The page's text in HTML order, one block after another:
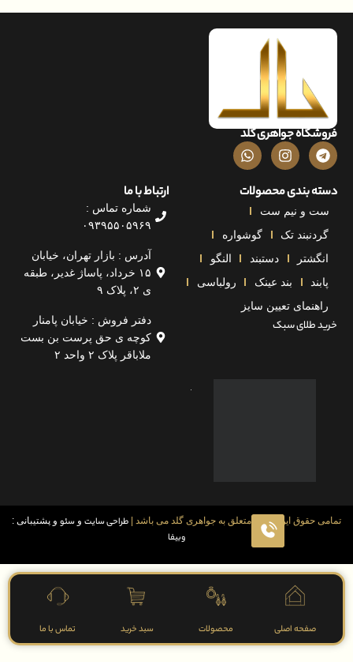
جواهری گلد
محصولات
نیم ست
تک
گوشواره
دستبند
النگو
بند عینک
رولباسی
تعیین سایز
سبک
ارتباط با ما
شماره تماس :
۰۹۳۹۵۵۰۵۹۶۹
آدرس : بازار تهران، خیابان
۱۵ خرداد، پاساژ غدیر، طبقه
ی ۲، پلاک ۹
دفتر فروش : خیابان پامنار
کوچه ی حق پرست بن بست
ملاباقر پلاک ۲ واحد ۲
این سایت متعلق به جواهری گلد می باشد | طراحی سایتوسئوو پشتیبانی :
اصلی محصولات